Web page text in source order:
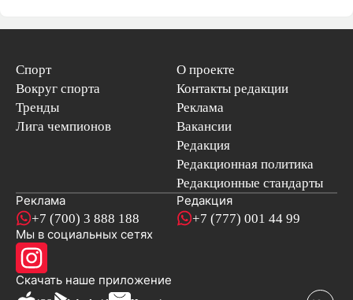
Спорт
Вокруг спорта
Тренды
Лига чемпионов
О проекте
Контакты редакции
Реклама
Вакансии
Редакция
Редакционная политика
Редакционные стандарты
Реклама
+7 (700) 3 888 188
Редакция
+7 (777) 001 44 99
Мы в социальных сетях
Скачать наше приложениеновостей